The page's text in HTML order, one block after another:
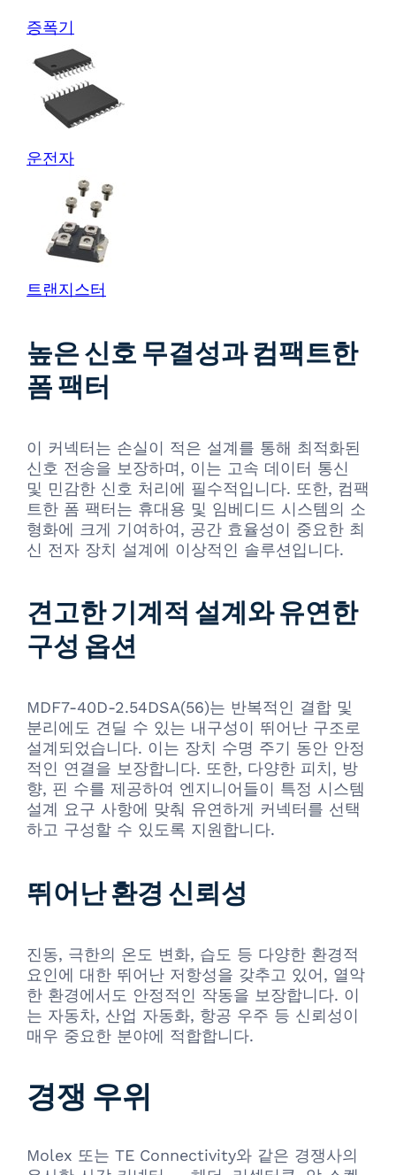
증폭기
운전자
트랜지스터
높은 신호 무결성과 컴팩트한
폼 팩터
이 커넥터는 손실이 적은 설계를 통해 최적화된
신호 전송을 보장하며, 이는 고속 데이터 통신
및 민감한 신호 처리에 필수적입니다. 또한, 컴팩
트한 폼 팩터는 휴대용 및 임베디드 시스템의 소
형화에 크게 기여하여, 공간 효율성이 중요한 최
신 전자 장치 설계에 이상적인 솔루션입니다.
견고한 기계적 설계와 유연한
구성 옵션
MDF7-40D-2.54DSA(56)는 반복적인 결합 및
분리에도 견딜 수 있는 내구성이 뛰어난 구조로
설계되었습니다. 이는 장치 수명 주기 동안 안정
적인 연결을 보장합니다. 또한, 다양한 피치, 방
향, 핀 수를 제공하여 엔지니어들이 특정 시스템
설계 요구 사항에 맞춰 유연하게 커넥터를 선택
하고 구성할 수 있도록 지원합니다.
뛰어난 환경 신뢰성
진동, 극한의 온도 변화, 습도 등 다양한 환경적
요인에 대한 뛰어난 저항성을 갖추고 있어, 열악
한 환경에서도 안정적인 작동을 보장합니다. 이
는 자동차, 산업 자동화, 항공 우주 등 신뢰성이
매우 중요한 분야에 적합합니다.
경쟁 우위
Molex 또는 TE Connectivity와 같은 경쟁사의